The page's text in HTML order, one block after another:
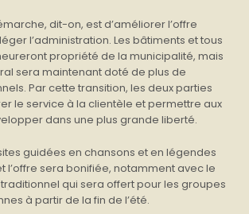
dit-on, est d’améliorer l’offre
l’administration. Les bâtiments et tous
propriété de la municipalité, mais
sera maintenant doté de plus de
Par cette transition, les deux parties
le service à la clientèle et permettre aux
dans une plus grande liberté.
guidées en chansons et en légendes
l’offre sera bonifiée, notamment avec le
qui sera offert pour les groupes
à partir de la fin de l’été.